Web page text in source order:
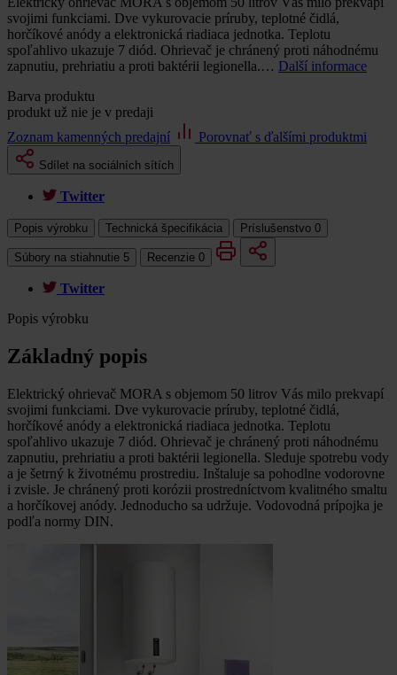
svojimi funkciami. Dve vykurovacie príruby, teplotné čidlá,
horčíkové anódy a elektronická riadiaca jednotka. Teplotu
spoľahlivo ukazuje 7 diód. Ohrievač je chránený proti náhodnému
zapnutiu, prehriatiu a proti baktérii legionella.… Další informace
Barva produktu
produkt už nie je v predaji
Zoznam kamenných predajní
Porovnať s ďalšími produktmi
Sdílet na sociálních sítích
Twitter
Popis výrobku Technická špecifikácia Príslušenstvo 0
Súbory na stiahnutie 5 Recenzie 0
Twitter
Popis výrobku
Základný popis
Elektrický ohrievač MORA s objemom 50 litrov Vás milo prekvapí
svojimi funkciami. Dve vykurovacie príruby, teplotné čidlá,
horčíkové anódy a elektronická riadiaca jednotka. Teplotu
spoľahlivo ukazuje 7 diód. Ohrievač je chránený proti náhodnému
zapnutiu, prehriatiu a proti baktérii legionella. Sleduje spotrebu vody
a je šetrný k životnému prostrediu. Inštaluje sa pohodlne vodorovne
i zvisle. Je chránený proti korózii prostredníctvom kvalitného smaltu
a horčíkovej anódy. Jednoducho sa udržuje. Vodovodná prípojka je
podľa normy DIN.